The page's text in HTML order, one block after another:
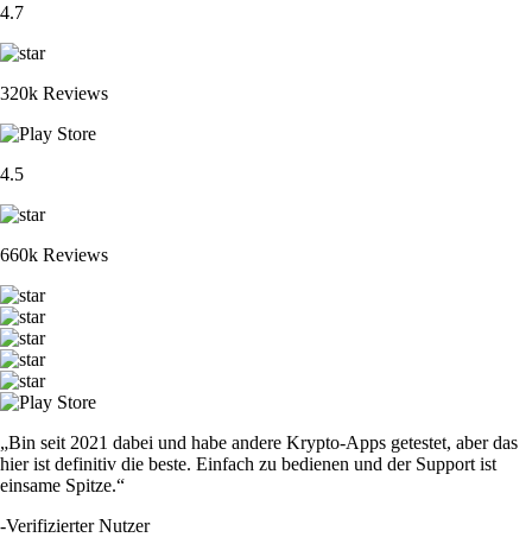
4.7
320k Reviews
4.5
660k Reviews
„Bin seit 2021 dabei und habe andere Krypto-Apps getestet, aber das
hier ist definitiv die beste. Einfach zu bedienen und der Support ist
einsame Spitze.“
-Verifizierter Nutzer